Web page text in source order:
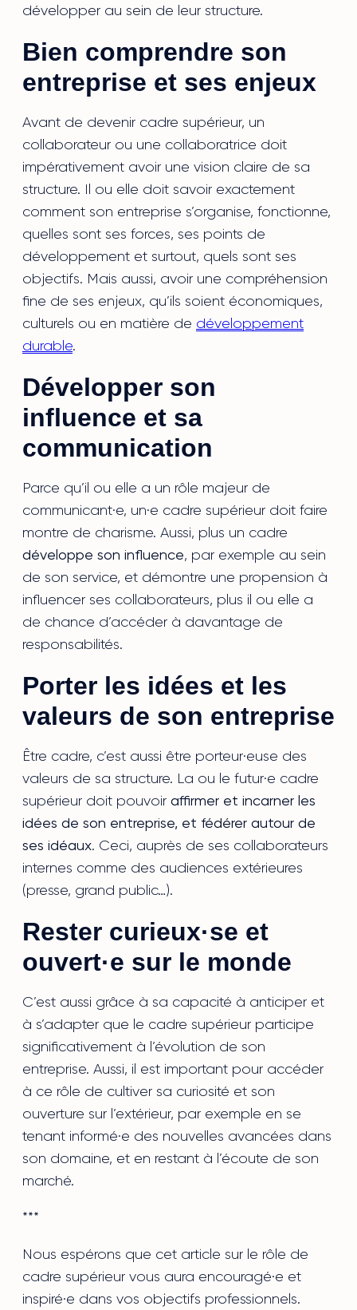
développer au sein de leur structure.
Bien comprendre son
entreprise et ses enjeux
Avant de devenir cadre supérieur, un
collaborateur ou une collaboratrice doit
impérativement avoir une vision claire de sa
structure. Il ou elle doit savoir exactement
comment son entreprise s’organise, fonctionne,
quelles sont ses forces, ses points de
développement et surtout, quels sont ses
objectifs. Mais aussi, avoir une compréhension
fine de ses enjeux, qu’ils soient économiques,
culturels ou en matière de développement
durable.
Développer son
influence et sa
communication
Parce qu’il ou elle a un rôle majeur de
communicant·e, un·e cadre supérieur doit faire
montre de charisme. Aussi, plus un cadre
développe son influence, par exemple au sein
de son service, et démontre une propension à
influencer ses collaborateurs, plus il ou elle a
de chance d’accéder à davantage de
responsabilités.
Porter les idées et les
valeurs de son entreprise
Être cadre, c’est aussi être porteur·euse des
valeurs de sa structure. La ou le futur·e cadre
supérieur doit pouvoir affirmer et incarner les
idées de son entreprise, et fédérer autour de
ses idéaux. Ceci, auprès de ses collaborateurs
internes comme des audiences extérieures
(presse, grand public…).
Rester curieux·se et
ouvert·e sur le monde
C’est aussi grâce à sa capacité à anticiper et
à s’adapter que le cadre supérieur participe
significativement à l’évolution de son
entreprise. Aussi, il est important pour accéder
à ce rôle de cultiver sa curiosité et son
ouverture sur l’extérieur, par exemple en se
tenant informé·e des nouvelles avancées dans
son domaine, et en restant à l’écoute de son
marché.
***
Nous espérons que cet article sur le rôle de
cadre supérieur vous aura encouragé·e et
inspiré·e dans vos objectifs professionnels.